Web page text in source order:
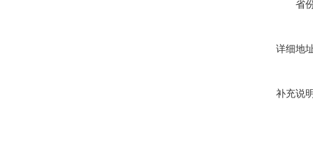
省
详细地
补充说